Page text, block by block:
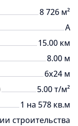
8 726 м²
A
15.00 км
8.00 м
6х24 м
5.00 т/м²
1 на 578 кв.м
строительства